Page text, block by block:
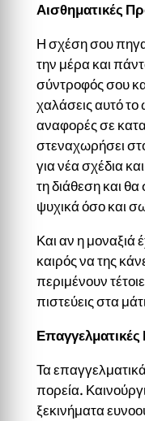
Αισθηματικές
Η σχέση σου
την μέρα και
σύντροφός σου
χαλάσεις αυτό
αναφορές σε
στεναχωρήσει
για νέα σχέδια
τη διάθεση και
ψυχικά όσο και
Και αν η μοναξιά
καιρός να της
περιμένουν
πιστεύεις στα
Τα
πορεία.
ξεκινήματα